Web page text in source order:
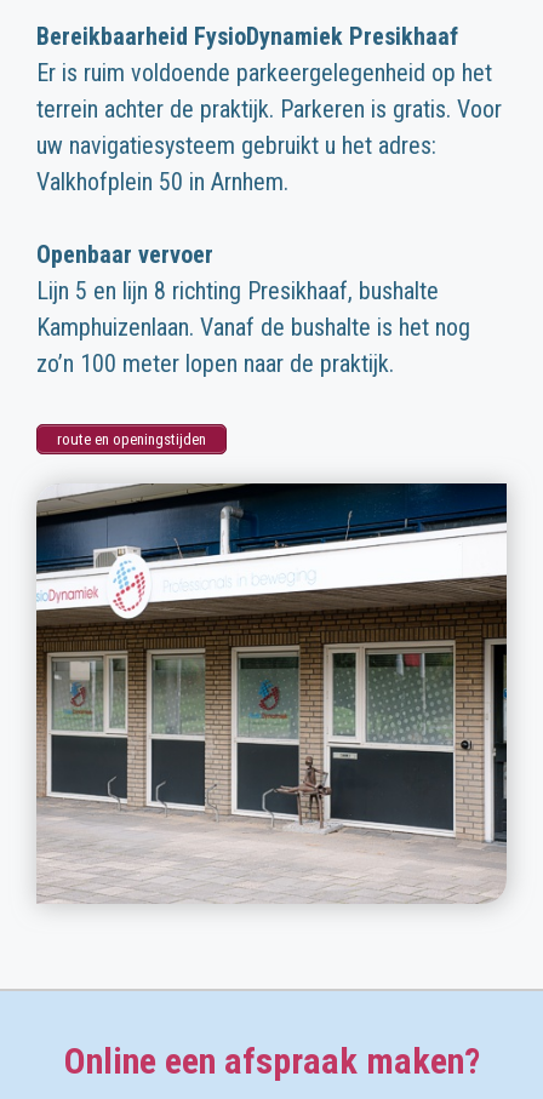
Bereikbaarheid FysioDynamiek Presikhaaf
Er is ruim voldoende parkeergelegenheid op het
terrein achter de praktijk. Parkeren is gratis. Voor
uw navigatiesysteem gebruikt u het adres:
Valkhofplein 50 in Arnhem.
Openbaar vervoer
Lijn 5 en lijn 8 richting Presikhaaf, bushalte
Kamphuizenlaan. Vanaf de bushalte is het nog
zo’n 100 meter lopen naar de praktijk.
route en openingstijden
Online een afspraak maken?